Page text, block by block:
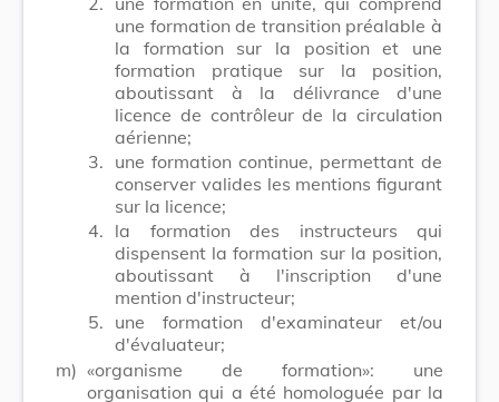
une formation de transition préalable à
la formation sur la position et une
formation pratique sur la position,
aboutissant à la délivrance d'une
licence de contrôleur de la circulation
aérienne;
3. une formation continue, permettant de
conserver valides les mentions figurant
sur la licence;
4. la formation des instructeurs qui
dispensent la formation sur la position,
aboutissant à l'inscription d'une
mention d'instructeur;
5. une formation d'examinateur et/ou
d'évaluateur;
m) «organisme de formation»: une
organisation qui a été homologuée par la